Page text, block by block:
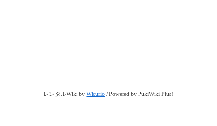
レンタルWiki byWicurio / Powered by PukiWiki Plus!